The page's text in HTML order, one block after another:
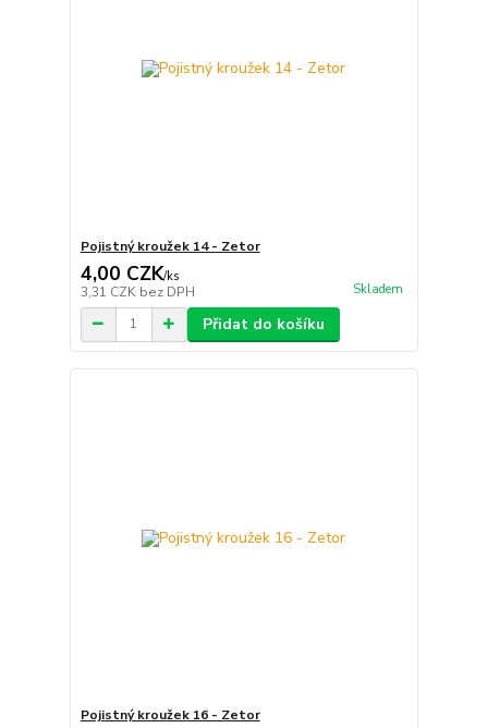
Pojistný kroužek 14 - Zetor
4,00 CZK/ks
3,31 CZK bez DPH Skladem
Přidat do košíku
Pojistný kroužek 16 - Zetor